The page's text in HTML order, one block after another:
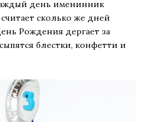
день именинник
сколько же дней
Рождения дергает за
блестки, конфетти и